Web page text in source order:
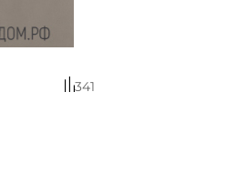
341